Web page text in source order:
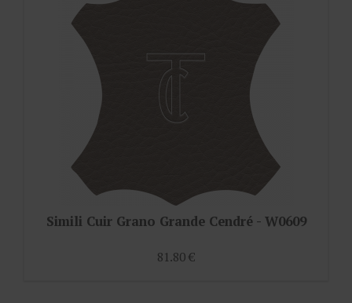
Simili Cuir Grano Grande Cendré - W0609
81.80 €